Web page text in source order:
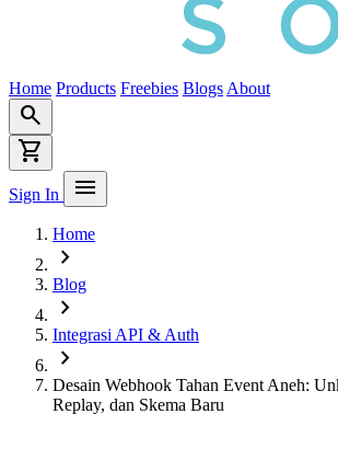
Home Products Freebies Blogs About
search
shopping_cart
Sign In menu
Home
chevron_right
Blog
chevron_right
Integrasi API & Auth
chevron_right
Desain Webhook Tahan Event Aneh:
Replay, dan Skema Baru